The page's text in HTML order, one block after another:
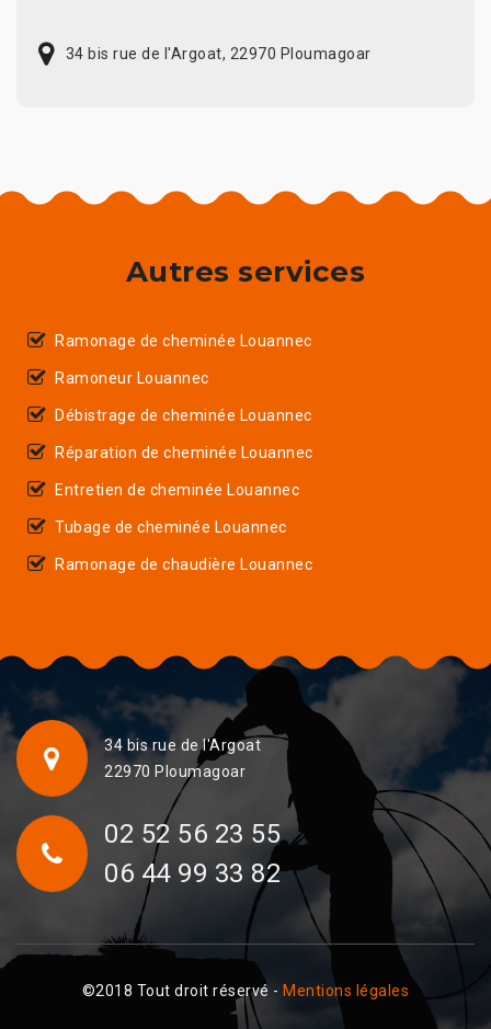
34 bis rue de l'Argoat, 22970 Ploumagoar
Autres services
Ramonage de cheminée Louannec
Ramoneur Louannec
Débistrage de cheminée Louannec
Réparation de cheminée Louannec
Entretien de cheminée Louannec
Tubage de cheminée Louannec
Ramonage de chaudière Louannec
34 bis rue de l'Argoat
22970 Ploumagoar
02 52 56 23 55
06 44 99 33 82
©2018 Tout droit réservé - Mentions légales